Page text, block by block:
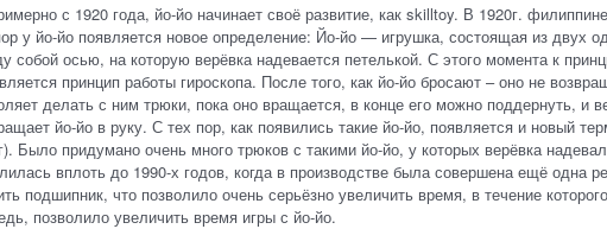
с 1920 года, йо-йо начинает своё развитие, как skilltoy. В 1920г.
у йо-йо появляется новое определение: Йо-йо — игрушка, состоящая из двух
собой осью, на которую верёвка надевается петелькой. С этого момента к
принцип работы гироскопа. После того, как йо-йо бросают – оно не
делать с ним трюки, пока оно вращается, в конце его можно поддернуть, и
йо-йо в руку. С тех пор, как появились такие йо-йо, появляется и новый
Было придумано очень много трюков с такими йо-йо, у которых верёвка
вплоть до 1990-х годов, когда в производстве была совершена ещё одна
подшипник, что позволило очень серьёзно увеличить время, в течение
позволило увеличить время игры с йо-йо.